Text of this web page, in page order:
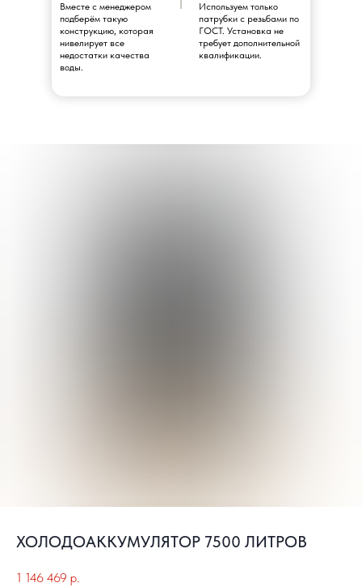
Вместе с менеджером
подберём такую
конструкцию, которая
нивелирует все
недостатки качества
воды.
Используем только
патрубки с резьбами по
ГОСТ. Установка не
требует дополнительной
квалификации.
ХОЛОДОАККУМУЛЯТОР 7500 ЛИТРОВ
1 146 469 р.